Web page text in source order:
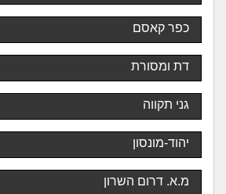
כפר קאסם
דת ומסורת
גני תקווה
יהוד-מונסון
מ.א. דרום השרון